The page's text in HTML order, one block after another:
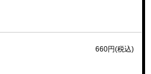
660円(税込)